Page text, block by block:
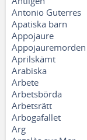
Antonio Guterres
Apatiska barn
Appojaure
Appojauremorden
Aprilskämt
Arabiska
Arbete
Arbetsbörda
Arbetsrätt
Arbogafallet
Arg